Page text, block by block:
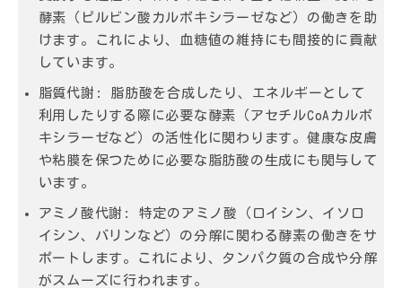
酵素（ピルビン酸カルボキシラーゼなど）の働きを助
けます。これにより、血糖値の維持にも間接的に貢献
しています。
脂質代謝:
脂肪酸を合成したり、エネルギーとして
利用したりする際に必要な酵素（アセチルCoAカルボ
キシラーゼなど）の活性化に関わります。健康な皮膚
や粘膜を保つために必要な脂肪酸の生成にも関与して
います。
アミノ酸代謝:
特定のアミノ酸（ロイシン、イソロ
イシン、バリンなど）の分解に関わる酵素の働きをサ
ポートします。これにより、タンパク質の合成や分解
がスムーズに行われます。